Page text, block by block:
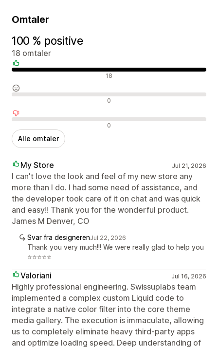
Omtaler
100 % positive
18 omtaler
Positive omtaler 18
Nøytrale omtaler 0
Negative omtaler 0
Alle omtaler
My Store Jul 21, 2026
I can't love the look and feel of my new store any
more than I do. I had some need of assistance, and
the developer took care of it on chat and was quick
and easy!! Thank you for the wonderful product.
James M Denver, CO
Svar fra designerenJul 22, 2026
Thank you very much!!! We were really glad to help you
⭐⭐⭐⭐⭐
Valoriani Jul 16, 2026
Highly professional engineering. Swissuplabs team
implemented a complex custom Liquid code to
integrate a native color filter into the core theme
media gallery. The execution is immaculate, allowing
us to completely eliminate heavy third-party apps
and optimize loading speed. Deep understanding of